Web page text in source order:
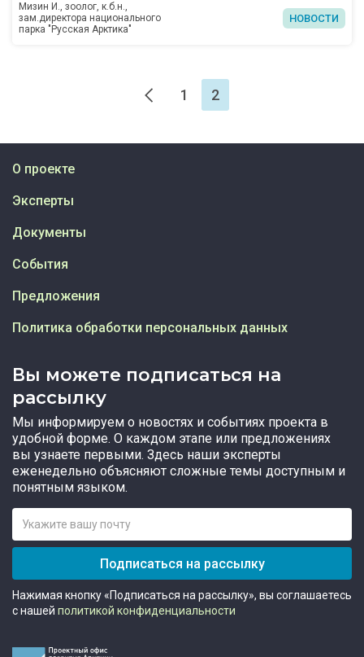
Мизин И., зоолог, к.б.н.,
зам.директора национального
парка "Русская Арктика"
НОВОСТИ
1 2
Вы можете подписаться на
рассылку
Мы информируем о новостях и событиях проекта в
удобной форме. О каждом этапе или предложениях
вы узнаете первыми. Здесь наши эксперты
еженедельно объясняют сложные темы доступным и
понятным языком.
Подписаться на рассылку
Нажимая кнопку «Подписаться на рассылку», вы соглашаетесь
с нашей политикой конфиденциальности
О проекте
Эксперты
Документы
События
Предложения
Политика обработки персональных данных